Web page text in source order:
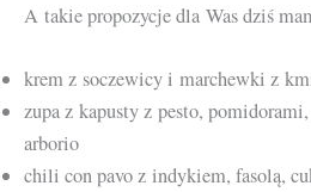
A takie propozycje dla Was dziś
krem z soczewicy i marchewki z
zupa z kapusty z pesto,
arborio
chili con pavo z indykiem, fasolą,